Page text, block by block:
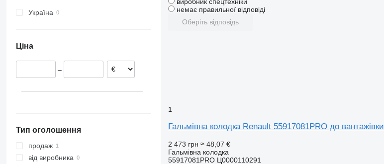
Україна
Ціна
–
Тип оголошення
продаж
від виробника
немає правильної відповіді
Оберіть відповідь
1
Гальмівна колодка Renault 55917081PRO до вантажівки
2 473 грн ≈ 48,07 €
Гальмівна колодка
55917081PRO Ц0000110291